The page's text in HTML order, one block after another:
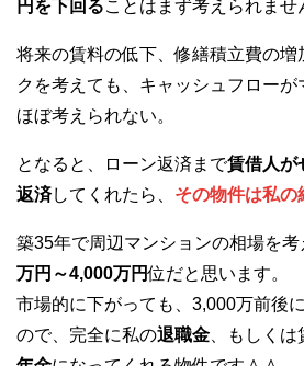
円を下回ることはまず考えられませ
将来の賃料の低下、修繕積立費の増
クを考えても、キャッシュフロー
ほぼ考えられない。
となると、ローン返済まで賃借人が
返済してくれたら、 その物件は私の
築35年で周辺マンションの相場を考
万円～4,000万円位だと思います。
市場的に下がっても、3,000万前後
ので、完全に私の退職金 、もしく